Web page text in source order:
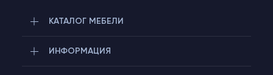
КАТАЛОГ МЕБЕЛИ
ИНФОРМАЦИЯ
Telegram